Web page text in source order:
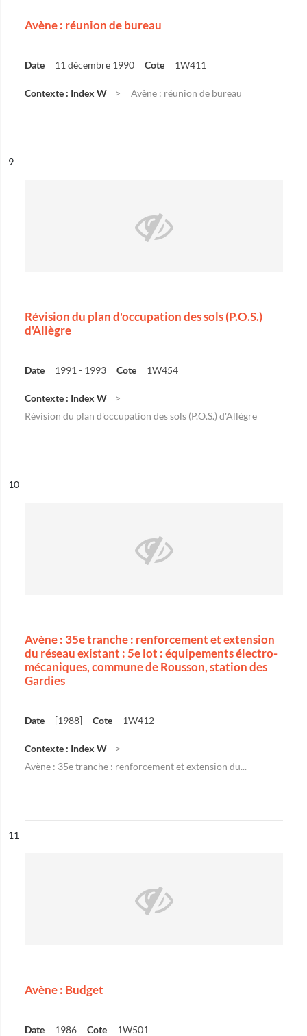
Avène : réunion de bureau
Date 11 décembre 1990 Cote 1W411
Contexte : Index W Avène : réunion de bureau
n°
9
Révision du plan d'occupation des sols (P.O.S.)
d'Allègre
Date 1991 - 1993 Cote 1W454
Contexte : Index W
Révision du plan d'occupation des sols (P.O.S.) d'Allègre
n°
10
Avène : 35e tranche : renforcement et extension
du réseau existant : 5e lot : équipements électro-
mécaniques, commune de Rousson, station des
Gardies
Date [1988] Cote 1W412
Contexte : Index W
Avène : 35e tranche : renforcement et extension du...
n°
11
Avène : Budget
Date 1986 Cote 1W501